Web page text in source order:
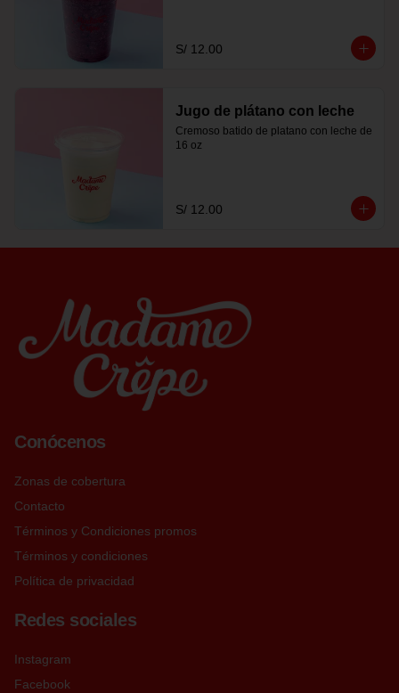
S/ 12.00
Jugo de plátano con leche
Cremoso batido de platano con leche de
16 oz
S/ 12.00
Conócenos
Zonas de cobertura
Contacto
Términos y Condiciones promos
Términos y condiciones
Política de privacidad
Redes sociales
Instagram
Facebook